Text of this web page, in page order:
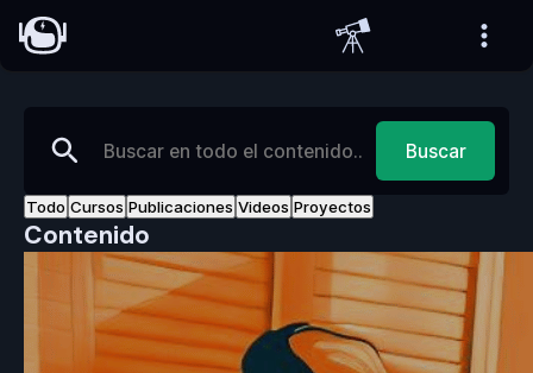
Buscar
Todo Cursos Publicaciones Videos Proyectos
Contenido